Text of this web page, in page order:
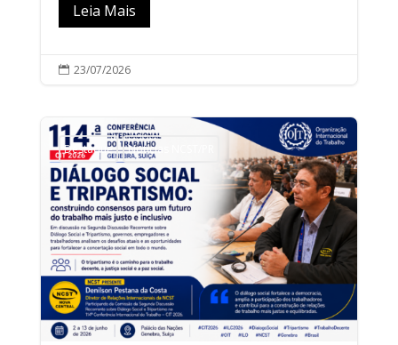
Leia Mais
 23/07/2026
Destaque Notícias NCST/PR